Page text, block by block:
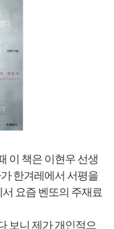
이 책은 이현우 선생
한겨레에서 서평을
요즘 벤또의 주재료
보니 제가 개인적으